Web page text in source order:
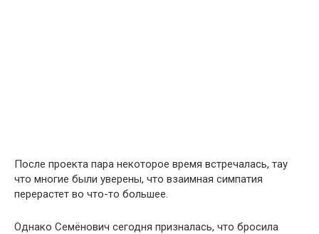
После проекта пара некоторое время встречалась, тау
что многие были уверены, что взаимная симпатия
перерастет во что-то большее.
Однако Семёнович сегодня призналась, что бросила